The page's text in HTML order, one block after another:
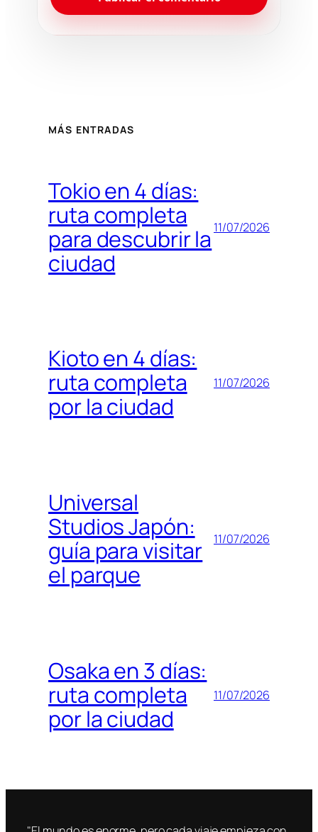
MÁS ENTRADAS
Tokio en 4 días:
ruta completa
para descubrir la
ciudad
11/07/2026
Kioto en 4 días:
ruta completa
por la ciudad
11/07/2026
Universal
Studios Japón:
guía para visitar
el parque
11/07/2026
Osaka en 3 días:
ruta completa
por la ciudad
11/07/2026